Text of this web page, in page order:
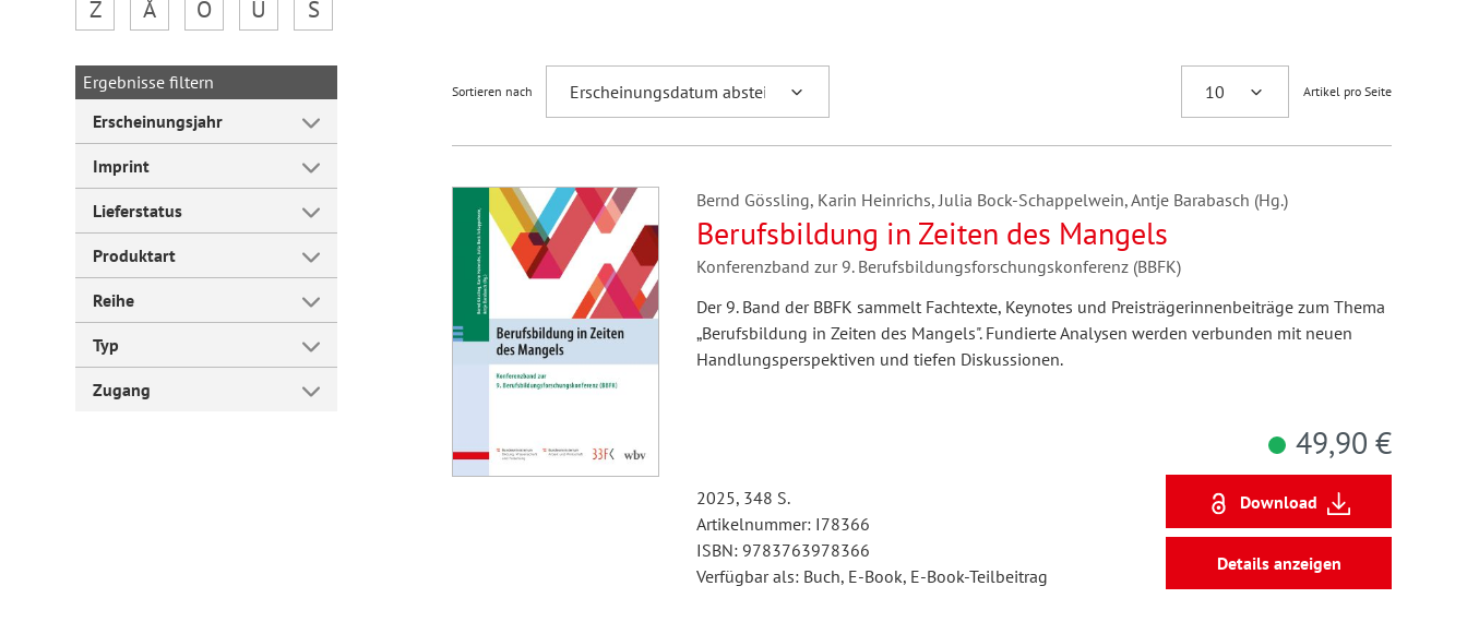
Forum Arbeitslehre
Z
Å Ö Ü Š
Ergebnisse filtern
Erscheinungsjahr
Imprint
Lieferstatus
Produktart
Reihe
Typ
Zugang
Sortieren nach Artikel pro Seite
Bernd Gössling, Karin Heinrichs, Julia Bock-Schappelwein, Antje Barabasch (Hg.)
Berufsbildung in Zeiten des Mangels
Konferenzband zur 9. Berufsbildungsforschungskonferenz (BBFK)
Der 9. Band der BBFK sammelt Fachtexte, Keynotes und Preisträgerinnenbeiträge zum Thema
„Berufsbildung in Zeiten des Mangels". Fundierte Analysen werden verbunden mit neuen
Handlungsperspektiven und tiefen Diskussionen.
2025, 348 S.
Artikelnummer: I78366
ISBN: 9783763978366
Verfügbar als: Buch, E-Book, E-Book-Teilbeitrag
49,90 €
Download
Details anzeigen